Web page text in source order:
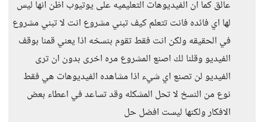
عالق كما ان الفيديوهات التعليميه على يوتيوب اظن انها ليس
لها اي فائده فانت تتعلم كيف تبني مشروع انت لا تبني مشروع
في الحقيقه ولكن انت فقط تقوم بنسخه اذا يعني قمنا بوقف
الفيديو وقلنا لك اصنع المشروع مره اخرى بدون ان ترى
الفيديو لن تصنع اي شيء اذا مشاهده الفيديوهات هي فقط
نوع من النسخ لا تحل المشكله وقد تساعد في اعطاء بعض
الافكار ولكنها ليست افضل حل